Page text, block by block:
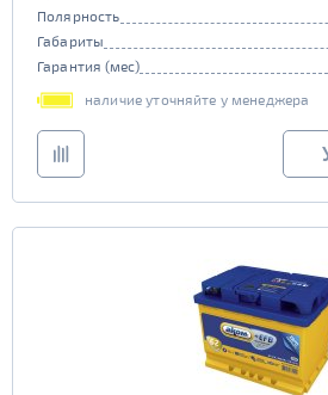
Полярность
Габариты
Гарантия (мес)
наличие уточняйте у менеджера